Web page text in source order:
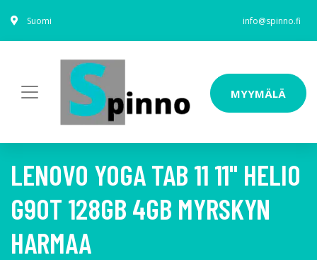
Suomi info@spinno.fi
MYYMÄLÄ
LENOVO YOGA TAB 11 11" HELIO
G90T 128GB 4GB MYRSKYN
HARMAA